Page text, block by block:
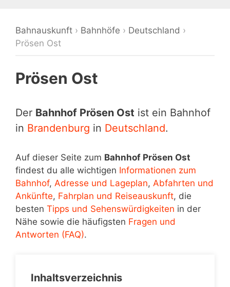
Bahnauskunft › Bahnhöfe › Deutschland ›
Prösen Ost
Prösen Ost
Der Bahnhof Prösen Ost ist ein Bahnhof
in Brandenburg in Deutschland.
Auf dieser Seite zum Bahnhof Prösen Ost
findest du alle wichtigen Informationen zum
Bahnhof, Adresse und Lageplan, Abfahrten und
Ankünfte, Fahrplan und Reiseauskunft, die
besten Tipps und Sehenswürdigkeiten in der
Nähe sowie die häufigsten Fragen und
Antworten (FAQ).
Inhaltsverzeichnis